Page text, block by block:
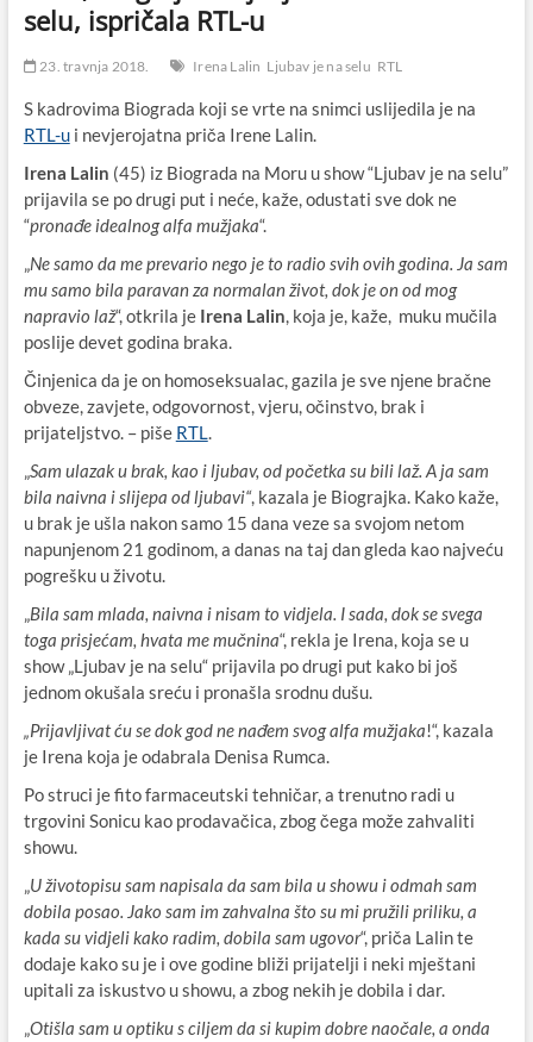
selu, ispričala RTL-u
23. travnja 2018. Irena Lalin Ljubav je na selu RTL
S kadrovima Biograda koji se vrte na snimci uslijedila je na
RTL-ui nevjerojatna priča Irene Lalin.
Irena Lalin (45) iz Biograda na Moru u show “Ljubav je na selu”
prijavila se po drugi put i neće, kaže, odustati sve dok ne
“pronađe idealnog alfa mužjaka“.
„Ne samo da me prevario nego je to radio svih ovih godina. Ja sam
mu samo bila paravan za normalan život, dok je on od mog
napravio laž“, otkrila je Irena Lalin, koja je, kaže, muku mučila
poslije devet godina braka.
Činjenica da je on homoseksualac, gazila je sve njene bračne
obveze, zavjete, odgovornost, vjeru, očinstvo, brak i
prijateljstvo. – piše RTL.
„Sam ulazak u brak, kao i ljubav, od početka su bili laž. A ja sam
bila naivna i slijepa od ljubavi“, kazala je Biograjka. Kako kaže,
u brak je ušla nakon samo 15 dana veze sa svojom netom
napunjenom 21 godinom, a danas na taj dan gleda kao najveću
pogrešku u životu.
„Bila sam mlada, naivna i nisam to vidjela. I sada, dok se svega
toga prisjećam, hvata me mučnina“, rekla je Irena, koja se u
show „Ljubav je na selu“ prijavila po drugi put kako bi još
jednom okušala sreću i pronašla srodnu dušu.
„Prijavljivat ću se dok god ne nađem svog alfa mužjaka!“, kazala
je Irena koja je odabrala Denisa Rumca.
Po struci je fito farmaceutski tehničar, a trenutno radi u
trgovini Sonicu kao prodavačica, zbog čega može zahvaliti
showu.
„U životopisu sam napisala da sam bila u showu i odmah sam
dobila posao. Jako sam im zahvalna što su mi pružili priliku, a
kada su vidjeli kako radim, dobila sam ugovor“, priča Lalin te
dodaje kako su je i ove godine bliži prijatelji i neki mještani
upitali za iskustvo u showu, a zbog nekih je dobila i dar.
„Otišla sam u optiku s ciljem da si kupim dobre naočale, a onda